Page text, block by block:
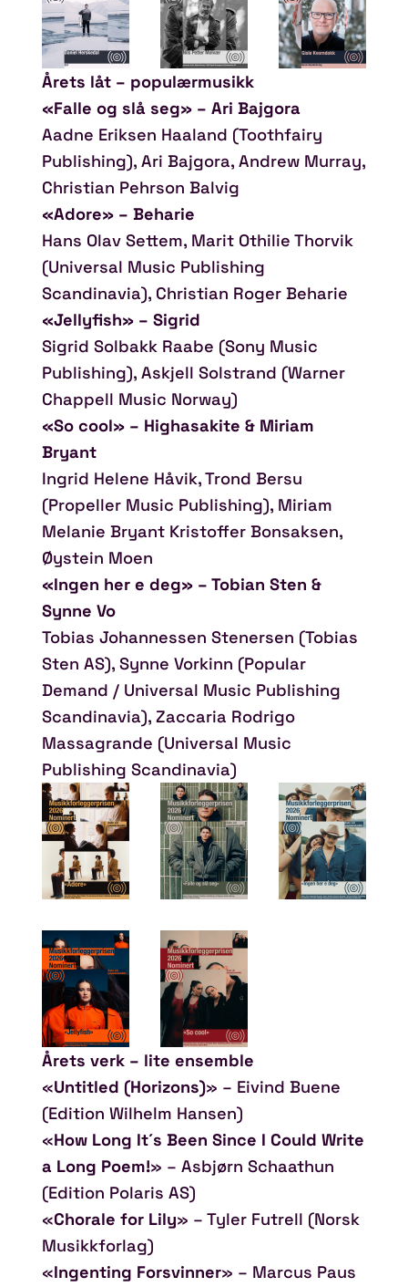
Årets låt – populærmusikk
«Falle og slå seg» – Ari Bajgora
Aadne Eriksen Haaland (Toothfairy
Publishing), Ari Bajgora, Andrew Murray,
Christian Pehrson Balvig
«Adore» – Beharie
Hans Olav Settem, Marit Othilie Thorvik
(Universal Music Publishing
Scandinavia), Christian Roger Beharie
«Jellyfish» – Sigrid
Sigrid Solbakk Raabe (Sony Music
Publishing), Askjell Solstrand (Warner
Chappell Music Norway)
«So cool» – Highasakite & Miriam
Bryant
Ingrid Helene Håvik, Trond Bersu
(Propeller Music Publishing), Miriam
Melanie Bryant Kristoffer Bonsaksen,
Øystein Moen
«Ingen her e deg» – Tobian Sten &
Synne Vo
Tobias Johannessen Stenersen (Tobias
Sten AS), Synne Vorkinn (Popular
Demand / Universal Music Publishing
Scandinavia), Zaccaria Rodrigo
Massagrande (Universal Music
Publishing Scandinavia)
Årets verk – lite ensemble
«Untitled (Horizons)» – Eivind Buene
(Edition Wilhelm Hansen)
«How Long It´s Been Since I Could Write
a Long Poem!» – Asbjørn Schaathun
(Edition Polaris AS)
«Chorale for Lily» – Tyler Futrell (Norsk
Musikkforlag)
«Ingenting Forsvinner» – Marcus Paus